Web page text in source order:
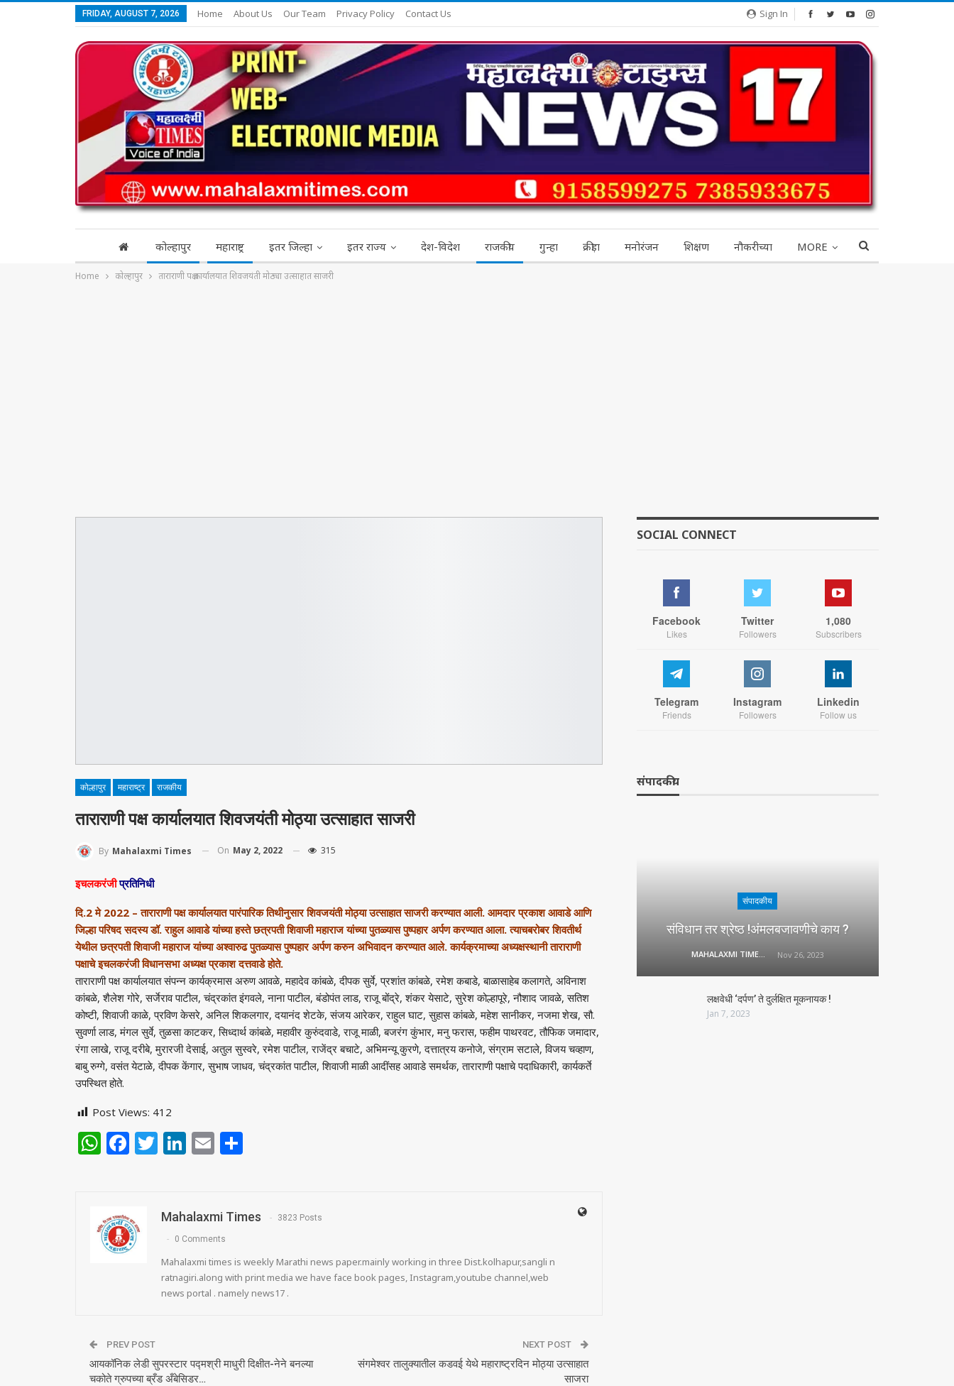
Sign In
FRIDAY, AUGUST 7, 2026 Home About Us Our Team Privacy Policy Contact Us
कोल्हापुर महाराष्ट्र इतर जिल्हा इतर राज्य देश-विदेश राजकीय गुन्हा क्रीड़ा मनोरंजन शिक्षण नौकरीच्या MORE
Home कोल्हापुर ताराराणी पक्ष कार्यालयात शिवजयंती मोठ्या उत्साहात साजरी
कोल्हापुर महाराष्ट्र राजकीय
ताराराणी पक्ष कार्यालयात शिवजयंती मोठ्या उत्साहात साजरी
By Mahalaxmi Times On May 2, 2022 315
इचलकरंजीप्रतिनिधी
दि.2 मे 2022 – ताराराणी पक्ष कार्यालयात पारंपारिक तिथीनुसार शिवजयंती मोठ्या उत्साहात साजरी करण्यात आली. आमदार प्रकाश आवाडे आणि
जिल्हा परिषद सदस्य डॉ. राहुल आवाडे यांच्या हस्ते छत्रपती शिवाजी महाराज यांच्या पुतळ्यास पुष्पहार अर्पण करण्यात आला. त्याचबरोबर शिवतीर्थ
येथील छत्रपती शिवाजी महाराज यांच्या अश्‍वारुढ पुतळ्यास पुष्पहार अर्पण करुन अभिवादन करण्यात आले. कार्यक्रमाच्या अध्यक्षस्थानी ताराराणी
पक्षाचे इचलकरंजी विधानसभा अध्यक्ष प्रकाश दत्तवाडे होते.
ताराराणी पक्ष कार्यालयात संपन्न कार्यक्रमास अरुण आवळे, महादेव कांबळे, दीपक सुर्वे, प्रशांत कांबळे, रमेश कबाडे, बाळासाहेब कलागते, अविनाश
कांबळे, शैलेश गोरे, सर्जेराव पाटील, चंद्रकांत इंगवले, नाना पाटील, बंडोपंत लाड, राजू बोंद्रे, शंकर येसाटे, सुरेश कोल्हापूरे, नौशाद जावळे, सतिश
कोष्टी, शिवाजी काळे, प्रविण केसरे, अनिल शिकलगार, दयानंद शेटके, संजय आरेकर, राहुल घाट, सुहास कांबळे, महेश सानीकर, नजमा शेख, सौ.
सुवर्णा लाड, मंगल सुर्वे, तुळसा काटकर, सिध्दार्थ कांबळे, महावीर कुरुंदवाडे, राजू माळी, बजरंग कुंभार, मनु फरास, फहीम पाथरवट, तौफिक जमादार,
रंगा लाखे, राजू दरीबे, मुरारजी देसाई, अतुल सुस्वरे, रमेश पाटील, राजेंद्र बचाटे, अभिमन्यू कुरणे, दत्तात्रय कनोजे, संग्राम सटाले, विजय चव्हाण,
बाबु रुग्गे, वसंत येटाळे, दीपक केंगार, सुभाष जाधव, चंद्रकांत पाटील, शिवाजी माळी आदींसह आवाडे समर्थक, ताराराणी पक्षाचे पदाधिकारी, कार्यकर्ते
उपस्थित होते.
Post Views: 412
WhatsApp
Facebook
Twitter
LinkedIn
Email
Mahalaxmi Times 3823 Posts
0 Comments
Mahalaxmi times is weekly Marathi news paper.mainly working in three Dist.kolhapur,sangli n
ratnagiri.along with print media we have face book pages, Instagram,youtube channel,web
news portal . namely news17 .
PREV POST
आयकॉनिक लेडी सुपरस्टार पद्मश्री माधुरी दिक्षीत-नेने बनल्या
चकोते ग्रुपच्या ब्रँड अँबेसिडर…
NEXT POST
संगमेश्वर तालुक्यातील कडवई येथे महाराष्ट्रदिन मोठ्या उत्साहात
साजरा
SOCIAL CONNECT
Facebook
Likes
Twitter
Followers
1,080
Subscribers
Telegram
Friends
Instagram
Followers
Linkedin
Follow us
संपादकीय
संपादकीय
संविधान तर श्रेष्ठ !अंमलबजावणीचे काय ?
MAHALAXMI TIMES Nov 26, 2023
लक्षवेधी ‘दर्पण’ ते दुर्लक्षित मूकनायक !
Jan 7, 2023